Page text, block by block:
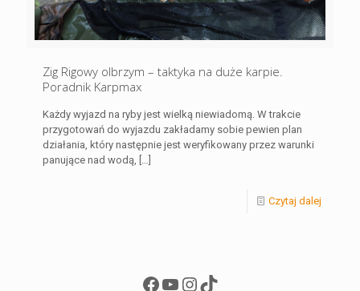
Zig Rigowy olbrzym – taktyka na duże karpie.
Poradnik Karpmax
Każdy wyjazd na ryby jest wielką niewiadomą. W trakcie
przygotowań do wyjazdu zakładamy sobie pewien plan
działania, który następnie jest weryfikowany przez warunki
panujące nad wodą,
Czytaj dalej
Facebook
YouTube
Instagram
TikTok